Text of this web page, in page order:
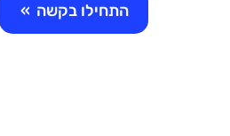
התחילו בקשה »